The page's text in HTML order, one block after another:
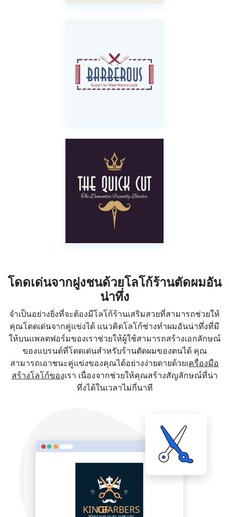
โดดเด่นจากฝูงชนด้วยโลโก้ร้านตัดผมอัน
น่าทึ่ง
จำเป็นอย่างยิ่งที่จะต้องมีโลโก้ร้านเสริมสวยที่สามารถช่วยให้
คุณโดดเด่นจากคู่แข่งได้ แนวคิดโลโก้ช่างทำผมอันน่าทึ่งที่มี
ให้บนแพลตฟอร์มของเราช่วยให้ผู้ใช้สามารถสร้างเอกลักษณ์
ของแบรนด์ที่โดดเด่นสำหรับร้านตัดผมของตนได้ คุณ
สามารถเอาชนะคู่แข่งของคุณได้อย่างง่ายดายด้วยเครื่องมือ
สร้างโลโก้ของเรา เนื่องจากช่วยให้คุณสร้างสัญลักษณ์ที่น่า
ทึ่งได้ในเวลาไม่กี่นาที